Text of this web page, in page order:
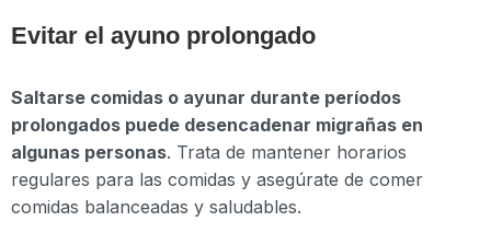
Evitar el ayuno prolongado
Saltarse comidas o ayunar durante períodos
prolongados puede desencadenar migrañas en
algunas personas. Trata de mantener horarios
regulares para las comidas y asegúrate de comer
comidas balanceadas y saludables.